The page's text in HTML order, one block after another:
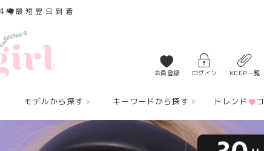
最短翌日到着
会員登録 ログイン KEEP一覧
モデルから探す キーワードから探す トレンド